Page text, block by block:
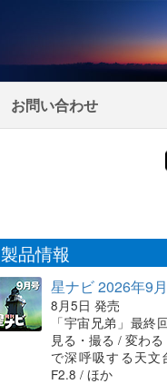
お問い合わせ
製品情報
星ナビ 2026年9
8月5日 発売
「宇宙兄弟」最終
見る・撮る / 変わ
で深呼吸する天文
F2.8 / ほか